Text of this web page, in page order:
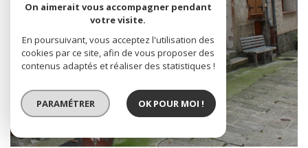
On aimerait vous accompagner pendant
votre visite.
En poursuivant, vous acceptez l'utilisation des
cookies par ce site, afin de vous proposer des
contenus adaptés et réaliser des statistiques !
PARAMÉTRER OK POUR MOI !